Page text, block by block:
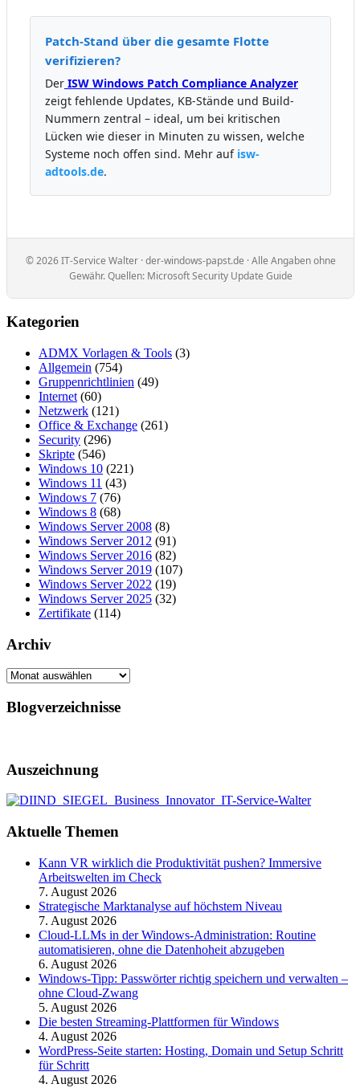
Patch-Stand über die gesamte Flotte
verifizieren?
Der ISW Windows Patch Compliance Analyzer
zeigt fehlende Updates, KB-Stände und Build-
Nummern zentral – ideal, um bei kritischen
Lücken wie dieser in Minuten zu wissen, welche
Systeme noch offen sind. Mehr auf isw-
adtools.de.
© 2026 IT-Service Walter · der-windows-papst.de · Alle Angaben ohne
Gewähr. Quellen: Microsoft Security Update Guide
Kategorien
ADMX Vorlagen & Tools (3)
Allgemein (754)
Gruppenrichtlinien (49)
Internet (60)
Netzwerk (121)
Office & Exchange (261)
Security (296)
Skripte (546)
Windows 10 (221)
Windows 11 (43)
Windows 7 (76)
Windows 8 (68)
Windows Server 2008 (8)
Windows Server 2012 (91)
Windows Server 2016 (82)
Windows Server 2019 (107)
Windows Server 2022 (19)
Windows Server 2025 (32)
Zertifikate (114)
Archiv
Archiv
Blogverzeichnisse
Auszeichnung
Aktuelle Themen
Kann VR wirklich die Produktivität pushen? Immersive
Arbeitswelten im Check
7. August 2026
Strategische Marktanalyse auf höchstem Niveau
7. August 2026
Cloud-LLMs in der Windows-Administration: Routine
automatisieren, ohne die Datenhoheit abzugeben
6. August 2026
Windows-Tipp: Passwörter richtig speichern und verwalten –
ohne Cloud-Zwang
5. August 2026
Die besten Streaming-Plattformen für Windows
4. August 2026
WordPress-Seite starten: Hosting, Domain und Setup Schritt
für Schritt
4. August 2026